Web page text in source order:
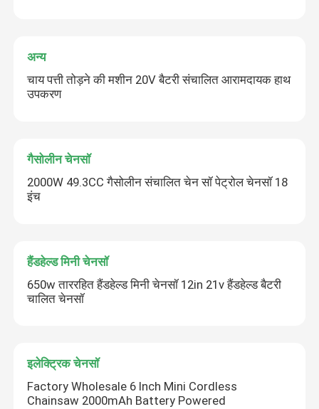
अन्य
चाय पत्ती तोड़ने की मशीन 20V बैटरी संचालित आरामदायक हाथ
उपकरण
गैसोलीन चेनसॉ
2000W 49.3CC गैसोलीन संचालित चेन सॉ पेट्रोल चेनसॉ 18
इंच
हैंडहेल्ड मिनी चेनसॉ
650w ताररहित हैंडहेल्ड मिनी चेनसॉ 12in 21v हैंडहेल्ड बैटरी
चालित चेनसॉ
इलेक्ट्रिक चेनसॉ
Factory Wholesale 6 Inch Mini Cordless
Chainsaw 2000mAh Battery Powered